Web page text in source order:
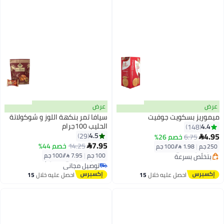
عرض
ميموريز بسكويت جوفيت
4.4
148
4.95
6.75خصم 26%
250 جم |
أقل سعر في 30 يوم
توصيل مجاني
بتخلّص بسرعة
أقل سعر في 30 يوم
احصل عليه خلال15
عرض
سيافا تمر بنكهة اللوز و شوكولاتة
الحليب 100جرام
4.5
29
7.95
14.25خصم 44%
100 جم |
#10 في تمور
أقل سعر في 30 يوم
توصيل مجاني
#10 في تمور
احصل عليه خلال15